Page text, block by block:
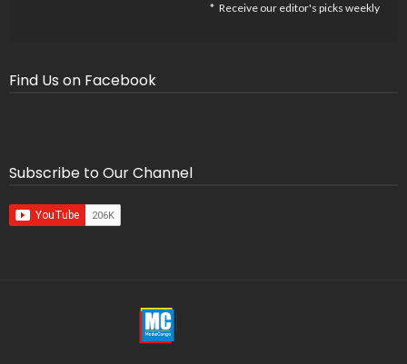
Receive our editor's picks weekly
Find Us on Facebook
Subscribe to Our Channel